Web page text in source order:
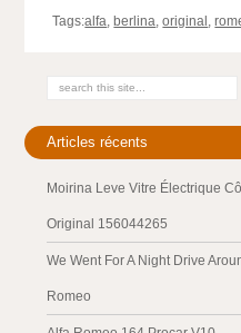
Tags:alfa, berlina,original ,
Articles récents
Moirina Leve Vitre Électrique
Original 156044265
We Went For A Night Drive
Romeo